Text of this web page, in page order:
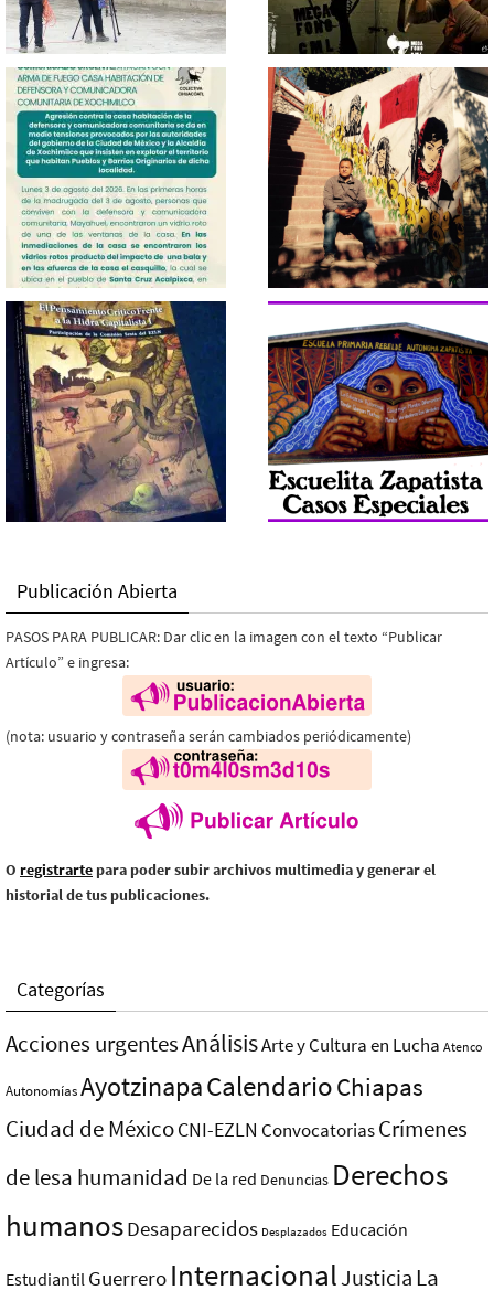
Publicación Abierta
PASOS PARA PUBLICAR: Dar clic en la imagen con el texto “Publicar
Artículo” e ingresa:
(nota: usuario y contraseña serán cambiados periódicamente)
O registrarte para poder subir archivos multimedia y generar el
historial de tus publicaciones.
Categorías
Acciones urgentesAnálisisArte y Cultura en Lucha Atenco
AutonomíasAyotzinapaCalendarioChiapas
Ciudad de MéxicoCNI-EZLN ConvocatoriasCrímenes
de lesa humanidad De la red Denuncias Derechos
humanosDesaparecidos Desplazados Educación
Estudiantil Guerrero InternacionalJusticia La